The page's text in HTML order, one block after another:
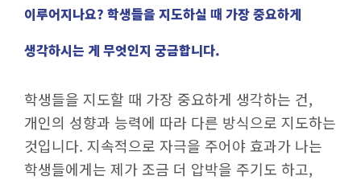
이루어지나요? 학생들을 지도하실 때 가장 중요하게
생각하시는 게 무엇인지 궁금합니다.
학생들을 지도할 때 가장 중요하게 생각하는 건,
개인의 성향과 능력에 따라 다른 방식으로 지도하는
것입니다. 지속적으로 자극을 주어야 효과가 나는
학생들에게는 제가 조금 더 압박을 주기도 하고,